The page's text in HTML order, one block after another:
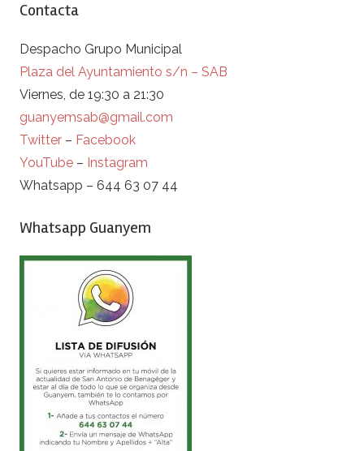
Contacta
Despacho Grupo Municipal
Plaza del Ayuntamiento s/n – SAB
Viernes, de 19:30 a 21:30
guanyemsab@gmail.com
Twitter – Facebook
YouTube – Instagram
Whatsapp – 644 63 07 44
Whatsapp Guanyem